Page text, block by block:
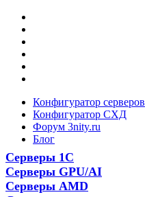
Конфигуратор серверов
Конфигуратор СХД
Форум 3nity.ru
Блог
Серверы 1С
Серверы GPU/AI
Серверы AMD